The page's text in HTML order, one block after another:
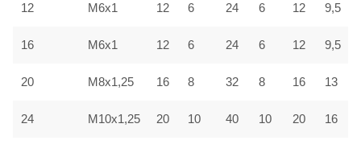
12 M6x1 12 6 24 6 12 9,5
16 M6x1 12 6 24 6 12 9,5
20 M8x1,25 16 8 32 8 16 13
24 M10x1,25 20 10 40 10 20 16